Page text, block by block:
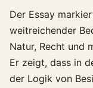
Der Essay
weitreichender
Natur, Recht und
Er zeigt, dass in
der Logik von